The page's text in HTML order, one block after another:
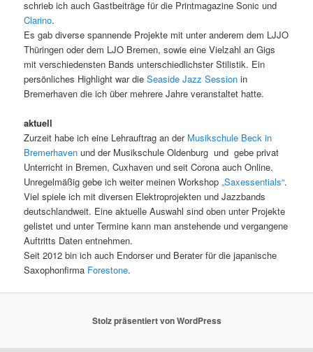
schrieb ich auch Gastbeiträge für die Printmagazine Sonic und
Clarino.
Es gab diverse spannende Projekte mit unter anderem dem LJJO
Thüringen oder dem LJO Bremen, sowie eine Vielzahl an Gigs
mit verschiedensten Bands unterschiedlichster Stilistik. Ein
persönliches Highlight war dieSeaside Jazz Session in
Bremerhaven die ich über mehrere Jahre veranstaltet hatte.
aktuell
Zurzeit habe ich eine Lehrauftrag an der Musikschule Beck in
Bremerhavenund der Musikschule Oldenburg und gebe privat
Unterricht in Bremen, Cuxhaven und seit Corona auch Online.
Unregelmäßig gebe ich weiter meinen Workshop„Saxessentials“.
Viel spiele ich mit diversen Elektroprojekten und Jazzbands
deutschlandweit. Eine aktuelle Auswahl sind oben unter Projekte
gelistet und unter Termine kann man anstehende und vergangene
Auftritts Daten entnehmen.
Seit 2012 bin ich auch Endorser und Berater für die japanische
Saxophonfirma Forestone.
Stolz präsentiert von WordPress